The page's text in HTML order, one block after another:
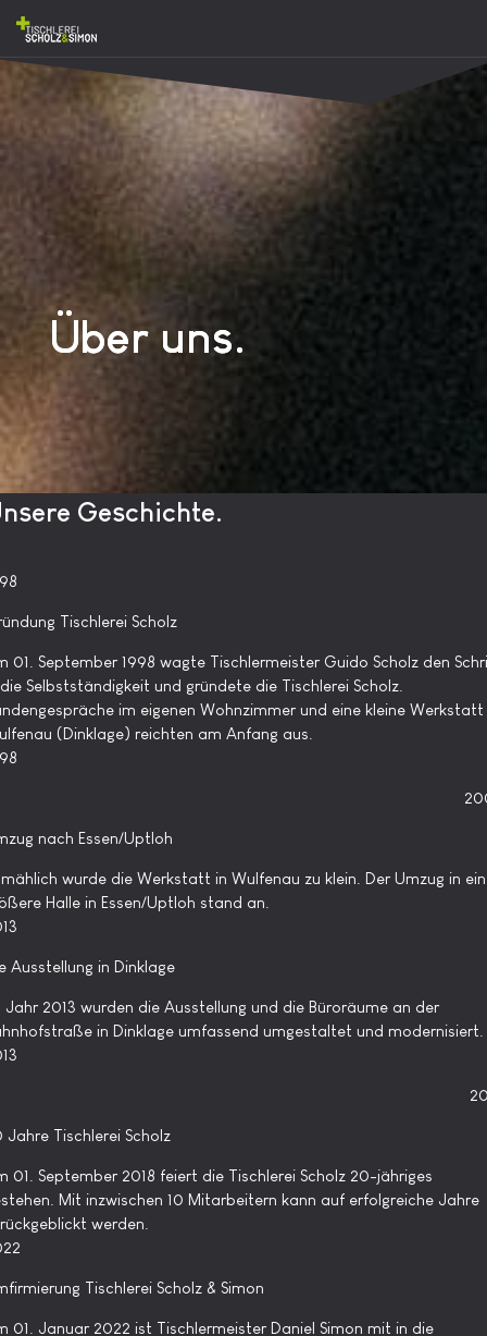
Über uns.
Geschichte.
Tischlerei Scholz
01. September 1998 wagte Tischlermeister Guido Scholz den
Selbstständigkeit und gründete die Tischlerei Scholz.
im eigenen Wohnzimmer und eine kleine Werkstatt
(Dinklage) reichten am Anfang aus.
nach Essen/Uptloh
wurde die Werkstatt in Wulfenau zu klein. Der Umzug in
Halle in Essen/Uptloh stand an.
Ausstellung in Dinklage
Jahr 2013 wurden die Ausstellung und die Büroräume an der
in Dinklage umfassend umgestaltet und modernisiert.
Jahre Tischlerei Scholz
01. September 2018 feiert die Tischlerei Scholz 20-jähriges
Mit inzwischen 10 Mitarbeitern kann auf erfolgreiche Jahre
werden.
Tischlerei Scholz & Simon
01. Januar 2022 ist Tischlermeister Daniel Simon mit in die